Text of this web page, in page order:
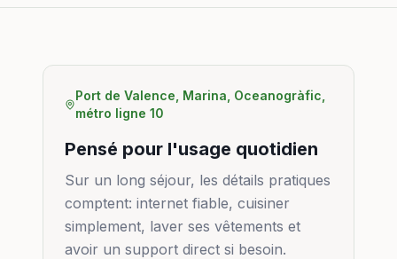
Port de Valence, Marina, Oceanogràfic,
métro ligne 10
Pensé pour l'usage quotidien
Sur un long séjour, les détails pratiques
comptent: internet fiable, cuisiner
simplement, laver ses vêtements et
avoir un support direct si besoin.